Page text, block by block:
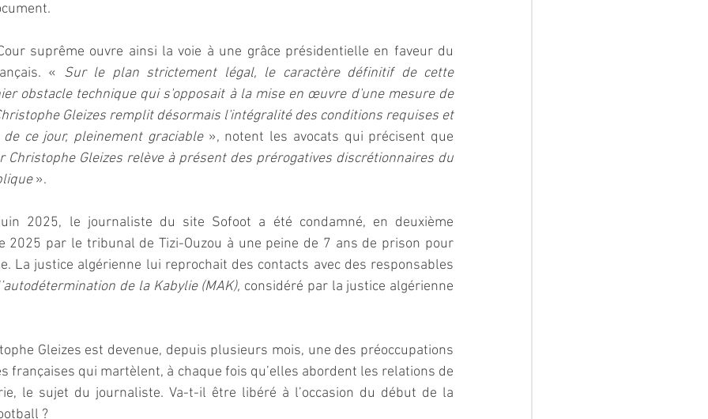
suprême ouvre ainsi la voie à une grâce présidentielle en faveur du
« Sur le plan strictement légal, le caractère définitif de cette
obstacle technique qui s'opposait à la mise en œuvre d'une mesure de
Gleizes remplit désormais l'intégralité des conditions requises et
ce jour, pleinement graciable », notent les avocats qui précisent que
Christophe Gleizes relève à présent des prérogatives discrétionnaires du
».
2025, le journaliste du site Sofoot a été condamné, en deuxième
2025 par le tribunal de Tizi-Ouzou à une peine de 7 ans de prison pour
La justice algérienne lui reprochait des contacts avec des responsables
de la Kabylie (MAK), considéré par la justice algérienne
Gleizes est devenue, depuis plusieurs mois, une des préoccupations
françaises qui martèlent, à chaque fois qu’elles abordent les relations de
le sujet du journaliste. Va-t-il être libéré à l’occasion du début de la
?